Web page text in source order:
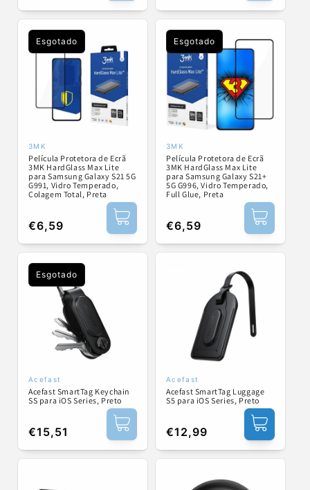
normal
normal
Esgotado
Fornecedor:
3MK
Película Protetora de Ecrã
3MK HardGlass Max Lite
para Samsung Galaxy S21 5G
G991, Vidro Temperado,
Colagem Total, Preta
Preço
normal
€6,59
Esgotado
Fornecedor:
3MK
Película Protetora de Ecrã
3MK HardGlass Max Lite
para Samsung Galaxy S21+
5G G996, Vidro Temperado,
Full Glue, Preta
Preço
normal
€6,59
Esgotado
Fornecedor:
Acefast
Acefast SmartTag Keychain
SS para iOS Series, Preto
Preço
normal
€15,51
Fornecedor:
Acefast
Acefast SmartTag Luggage
S5 para iOS Series, Preto
Preço
normal
€12,99